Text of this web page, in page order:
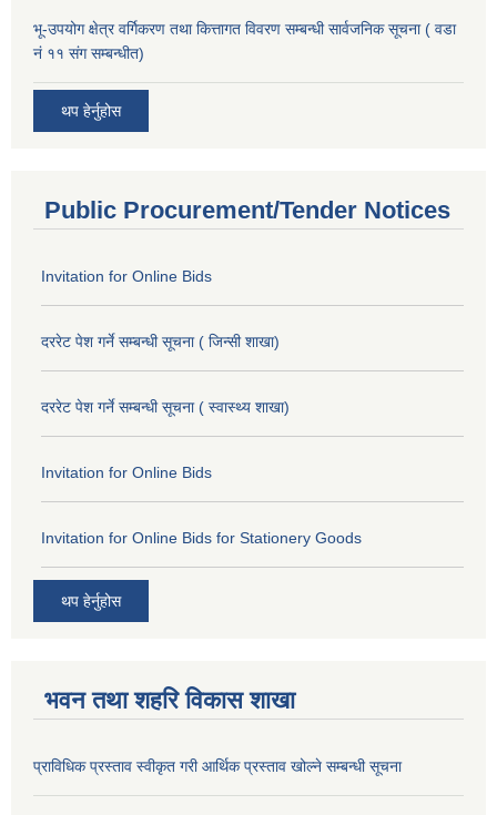
भू-उपयोग क्षेत्र वर्गिकरण तथा कित्तागत विवरण सम्बन्धी सार्वजनिक सूचना ( वडा
नं ११ संग सम्बन्धीत)
थप हेर्नुहोस
Public Procurement/Tender Notices
Invitation for Online Bids
दररेट पेश गर्ने सम्बन्धी सूचना ( जिन्सी शाखा)
दररेट पेश गर्ने सम्बन्धी सूचना ( स्वास्थ्य शाखा)
Invitation for Online Bids
Invitation for Online Bids for Stationery Goods
थप हेर्नुहोस
भवन तथा शहरि विकास शाखा
प्राविधिक प्रस्ताव स्वीकृत गरी आर्थिक प्रस्ताव खोल्ने सम्बन्धी सूचना